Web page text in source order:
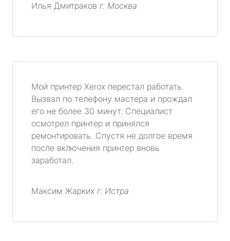
Илья Дмитраков г. Москва
Мой принтер Xerox перестал работать.
Вызвал по телефону мастера и прождал
его не более 30 минут. Специалист
осмотрел принтер и принялся
ремонтировать. Спустя не долгое время
после включения принтер вновь
заработал.
Максим Жарких г. Истра